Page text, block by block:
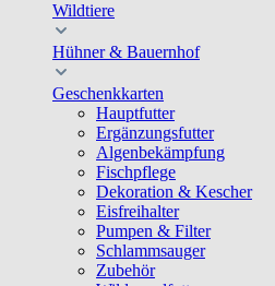
Wildtiere
Hühner & Bauernhof
Geschenkkarten
Hauptfutter
Ergänzungsfutter
Algenbekämpfung
Fischpflege
Dekoration & Kescher
Eisfreihalter
Pumpen & Filter
Schlammsauger
Zubehör